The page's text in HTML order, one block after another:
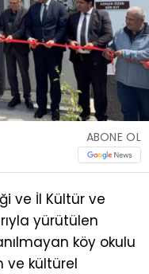
ABONE OL
ve İl Kültür ve
yürütülen
köy okulu
ve kültürel